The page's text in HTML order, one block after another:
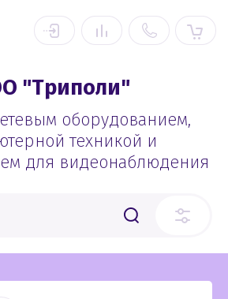
"Триполи"
оборудованием,
техникой и
для видеонаблюдения